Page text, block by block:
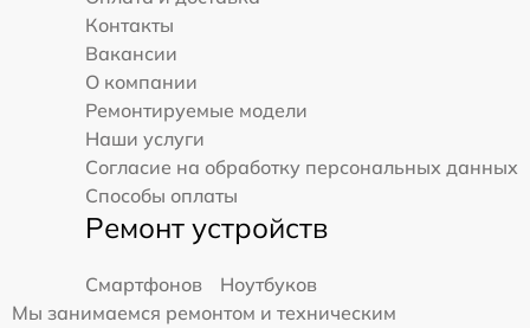
Контакты
Вакансии
О компании
Ремонтируемые модели
Наши услуги
Согласие на обработку персональных данных
Способы оплаты
Ремонт устройств
Смартфонов
Ноутбуков
Мы занимаемся ремонтом и техническим